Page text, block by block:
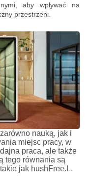
aby wpływać na
przestrzeni.
nauką, jak i
miejsc pracy, w
praca, ale także
tego równania są
jak hushFree.L.